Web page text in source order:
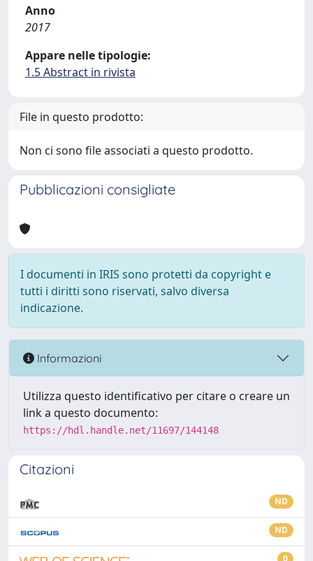
Anno
2017
Appare nelle tipologie:
1.5 Abstract in rivista
File in questo prodotto:
Non ci sono file associati a questo prodotto.
Pubblicazioni consigliate
I documenti in IRIS sono protetti da copyright e
tutti i diritti sono riservati, salvo diversa
indicazione.
Informazioni
Utilizza questo identificativo per citare o creare un
link a questo documento:
https://hdl.handle.net/11697/144148
Citazioni
ND
ND